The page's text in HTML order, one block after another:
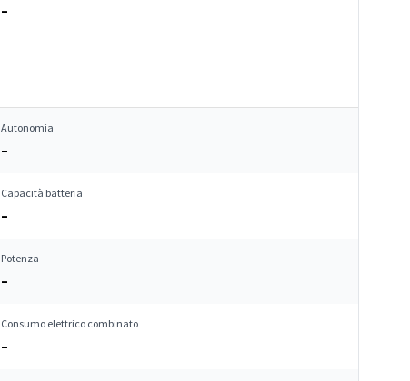
–
Autonomia
–
Capacità batteria
–
Potenza
–
Consumo elettrico combinato
–